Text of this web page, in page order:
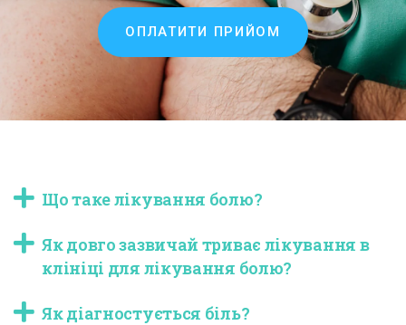
ОПЛАТИТИ ПРИЙОМ
Що таке лікування болю?
Як довго зазвичай триває лікування в
клініці для лікування болю?
Як діагностується біль?